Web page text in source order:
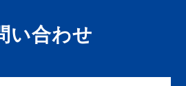
い合わせ